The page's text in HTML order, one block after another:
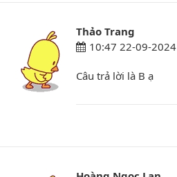
Thảo Trang
10:47 22-09-2024
Câu trả lời là B ạ